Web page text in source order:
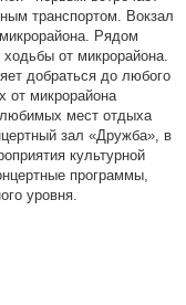
транспортом. Вокзал
Рядом
от микрорайона.
добраться до любого
от микрорайона
любимых мест отдыха
зал «Дружба», в
культурной
программы,
уровня.